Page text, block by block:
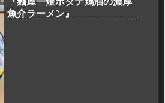
魚介ラーメン』